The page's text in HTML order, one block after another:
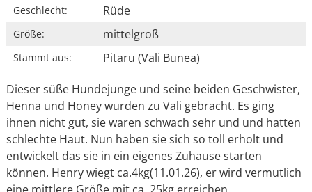
Geschlecht: Rüde
Größe: mittelgroß
Stammt aus: Pitaru (Vali Bunea)
Dieser süße Hundejunge und seine beiden Geschwister,
Henna und Honey wurden zu Vali gebracht. Es ging
ihnen nicht gut, sie waren schwach sehr und und hatten
schlechte Haut. Nun haben sie sich so toll erholt und
entwickelt das sie in ein eigenes Zuhause starten
können. Henry wiegt ca.4kg(11.01.26), er wird vermutlich